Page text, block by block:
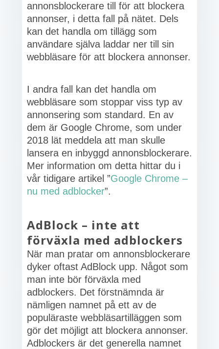
annonsblockerare till för att blockera
annonser, i detta fall på nätet. Dels
kan det handla om tillägg som
användare själva laddar ner till sin
webbläsare för att blockera annonser.
I andra fall kan det handla om
webbläsare som stoppar viss typ av
annonsering som standard. En av
dem är Google Chrome, som under
2018 lät meddela att man skulle
lansera en inbyggd annonsblockerare.
Mer information om detta hittar du i
vår tidigare artikel ”Google Chrome –
nu med adblocker”.
AdBlock – inte att
förväxla med adblockers
När man pratar om annonsblockerare
dyker oftast AdBlock upp. Något som
man inte bör förväxla med
adblockers. Det förstnämnda är
nämligen namnet på ett av de
populäraste webbläsartilläggen som
gör det möjligt att blockera annonser.
Adblockers är det generella namnet